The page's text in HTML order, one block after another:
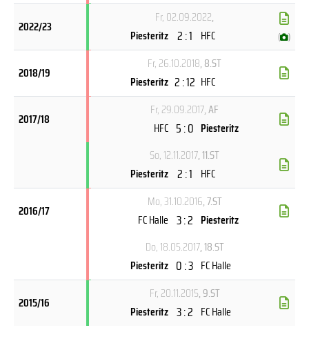
2022/23
Fr, 02.09.2022,
Piesteritz 2 : 1 HFC ( )
2018/19
Fr, 26.10.2018, 8.ST
Piesteritz 2 : 12 HFC
2017/18
Fr, 29.09.2017, AF
HFC 5 : 0 Piesteritz
So, 12.11.2017, 11.ST
Piesteritz 2 : 1 HFC
2016/17
Mo, 31.10.2016, 7.ST
FC Halle 3 : 2 Piesteritz
Do, 18.05.2017, 18.ST
Piesteritz 0 : 3 FC Halle
2015/16
Fr, 20.11.2015, 9.ST
Piesteritz 3 : 2 FC Halle